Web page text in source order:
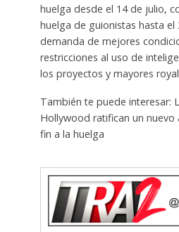
huelga desde el 14 de julio,
huelga de guionistas hasta
demanda de mejores
restricciones al uso de
los proyectos y mayores
También te puede interesar:
Hollywood ratifican un
fin a la huelga